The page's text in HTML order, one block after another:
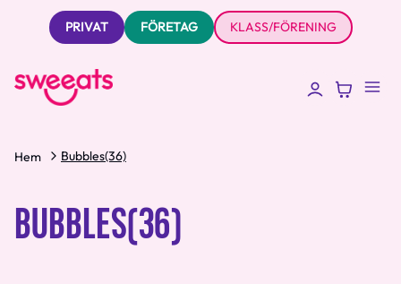
PRIVAT FÖRETAG KLASS/FÖRENING
Hem Bubbles(36)
BUBBLES(36)